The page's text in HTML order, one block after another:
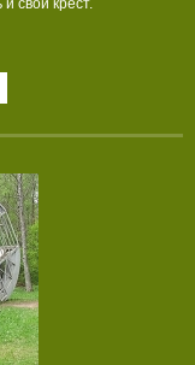
свой крест.